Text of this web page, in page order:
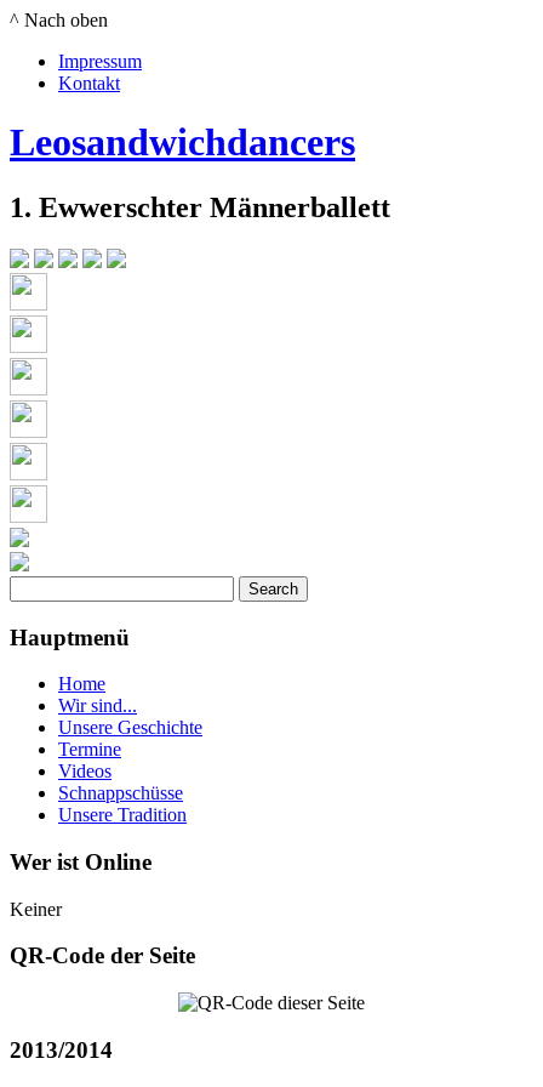
^ Nach oben
Impressum
Kontakt
Leosandwichdancers
1. Ewwerschter Männerballett
Hauptmenü
Home
Wir sind...
Unsere Geschichte
Termine
Videos
Schnappschüsse
Unsere Tradition
Wer ist Online
Keiner
QR-Code der Seite
2013/2014